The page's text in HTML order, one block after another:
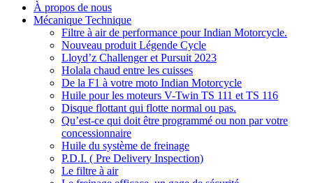
À propos de nous
Mécanique Technique
Filtre à air de performance pour Indian Motorcycle.
Nouveau produit Légende Cycle
Lloyd’z Challenger et Pursuit 2023
Holala chaud entre les cuisses
De la F1 à votre moto Indian Motorcycle
Huile pour les moteurs V-Twin TS 111 et TS 116
Disque flottant qui flotte normal ou pas.
Qu’est-ce qui doit être programmé ou non par votre
concessionnaire
Huile du système de freinage
P.D.I. ( Pre Delivery Inspection)
Le filtre à air